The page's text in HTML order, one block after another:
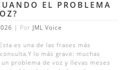
EL PROBLEMA
| Por JML Voice
es una de las frases más
lo más grave: muchas
problema de voz y llevas meses